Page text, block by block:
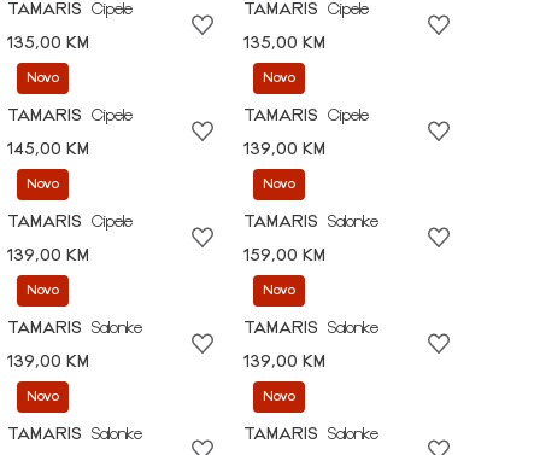
TAMARIS
Cipele
135,00 KM
TAMARIS
Cipele
135,00 KM
Novo
TAMARIS
Cipele
145,00 KM
Novo
TAMARIS
Cipele
139,00 KM
Novo
TAMARIS
Cipele
139,00 KM
Novo
TAMARIS
Salonke
159,00 KM
Novo
TAMARIS
Salonke
139,00 KM
Novo
TAMARIS
Salonke
139,00 KM
Novo
TAMARIS
Salonke
Novo
TAMARIS
Salonke